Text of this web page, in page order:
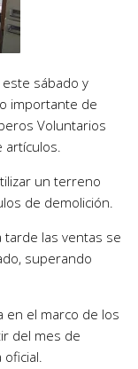
sábado y
importante de
Voluntarios
artículos.
un terreno
de demolición.
las ventas se
superando
en el marco de los
del mes de